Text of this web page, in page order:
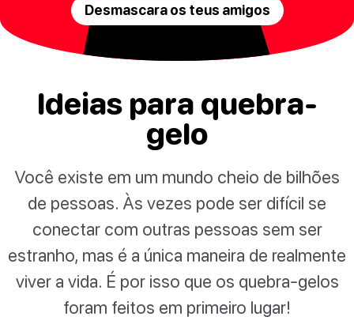
Desmascara os teus amigos
Ideias para quebra-
gelo
Você existe em um mundo cheio de bilhões
de pessoas. Às vezes pode ser difícil se
conectar com outras pessoas sem ser
estranho, mas é a única maneira de realmente
viver a vida. É por isso que os quebra-gelos
foram feitos em primeiro lugar!